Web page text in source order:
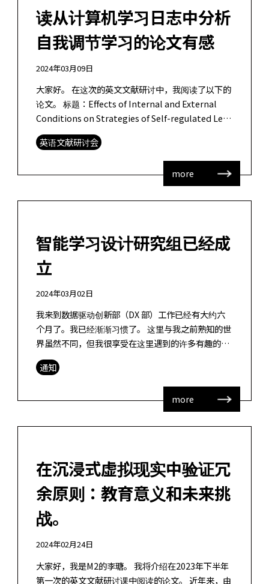
读从计算机学习日志中分析
自我调节学习的论文有感
2024年03月09日
大家好。 在这次的英文文献研讨中，我阅读了以下的
论文。 标题：Effects of Internal and External
Conditions on Strategies of Self-regulated Lea
[…]
英语文献研讨会
more
智能学习设计研究组已经成
立
2024年03月02日
我来到数据驱动创新部（DX 部）工作已经有大约六
个月了。我已经渐渐习惯了。 这里与我之前熟知的世
界虽然不同，但我很享受在这里遇到的许多有趣的事
情。 作为 DX 推进部的专职教员，我收到了一位理事
的建议，他说我应该有自己的 […]
通知
more
在沉浸式虚拟现实中验证冗
余原则：教育意义和未来挑
战。
2024年02月24日
大家好，我是M2的李瑭。 我将介绍在2023年下半年
第一次的英文文献研讨课中阅读的论文。 近年来，由